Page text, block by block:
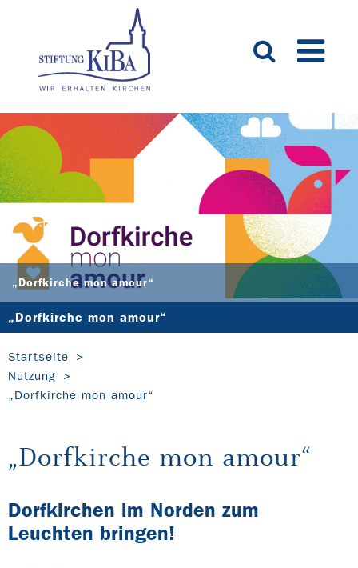
„Dorfkirche mon amour“
„Dorfkirche mon amour“
Startseite
Nutzung
„Dorfkirche mon amour“
„Dorfkirche mon amour“
Dorfkirchen im Norden zum
Leuchten bringen!